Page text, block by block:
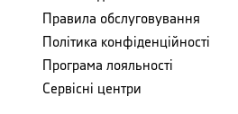
Правила обслуговування
Політика конфіденційності
Програма лояльності
Сервісні центри